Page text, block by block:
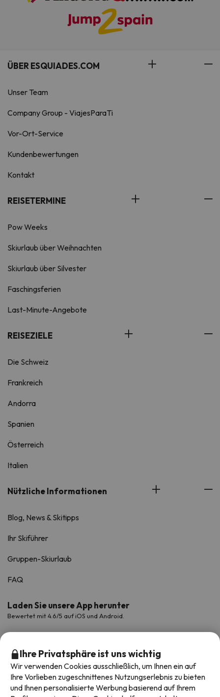
ÜBER ESQUIADES.COM
Unser Team
Company Group - ViajesParaTi
Vor-Ort-Service
Kundenbewertungen
Kontakt
REISETERMINE
Pow Weeks
Skiurlaub über Weihnachten
Skiurlaub über Silvester
Faschingsferien
Last-Minute-Angebote
REISEZIELE
Die Schweiz
Frankreich
Andorra
Spanien
Österreich
Italien
Nützliche Informationen
Blog, News & Skitipps
Ihr Skiführer
Gruppen-Skiurlaub
FAQ
Laden Sie unsere App herunter
Bewertet mit 4.6/5 auf iOS und Android.
Ihre Privatsphäre ist uns wichtig
Wir verwenden Cookies ausschließlich, um Ihnen ein auf
Ihre Vorlieben zugeschnittenes Nutzungserlebnis zu bieten
und Ihnen personalisierte Werbung basierend auf Ihrem